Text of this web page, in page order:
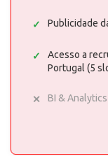
Publicidade
Acesso a
Portugal (5
BI &